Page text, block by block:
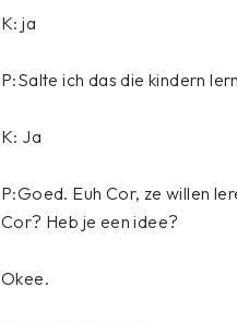
K: ja
P:Salte ich das die kindern
K: Ja
P:Goed. Euh Cor, ze willen
Cor? Heb je een idee?
Okee.